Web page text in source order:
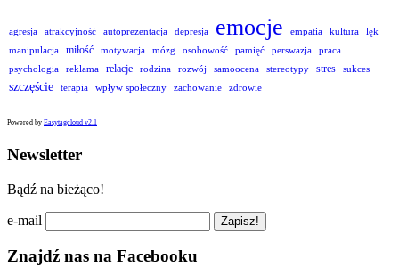
agresja atrakcyjność autoprezentacja depresja emocje empatia kultura
lęk
manipulacja
miłość motywacja mózg osobowość pamięć perswazja
praca
psychologia
reklama relacje rodzina rozwój samoocena stereotypy stres sukces
szczęście terapia wpływ społeczny zachowanie zdrowie
Powered by Easytagcloud v2.1
Newsletter
Bądź na bieżąco!
e-mail
Znajdź nas na Facebooku